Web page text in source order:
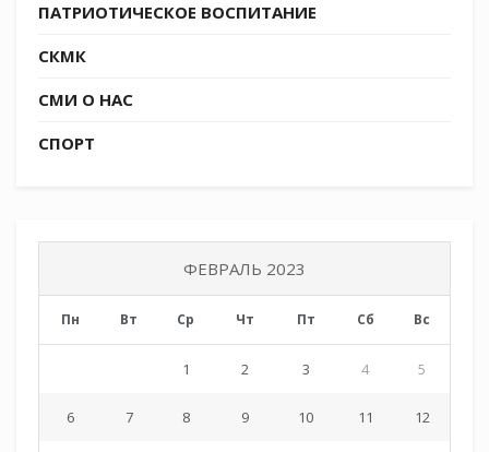
ПАТРИОТИЧЕСКОЕ ВОСПИТАНИЕ
СКМК
СМИ О НАС
СПОРТ
ФЕВРАЛЬ 2023
Пн Вт Ср Чт Пт Сб Вс
1 2 3 4 5
6 7 8 9 10 11 12